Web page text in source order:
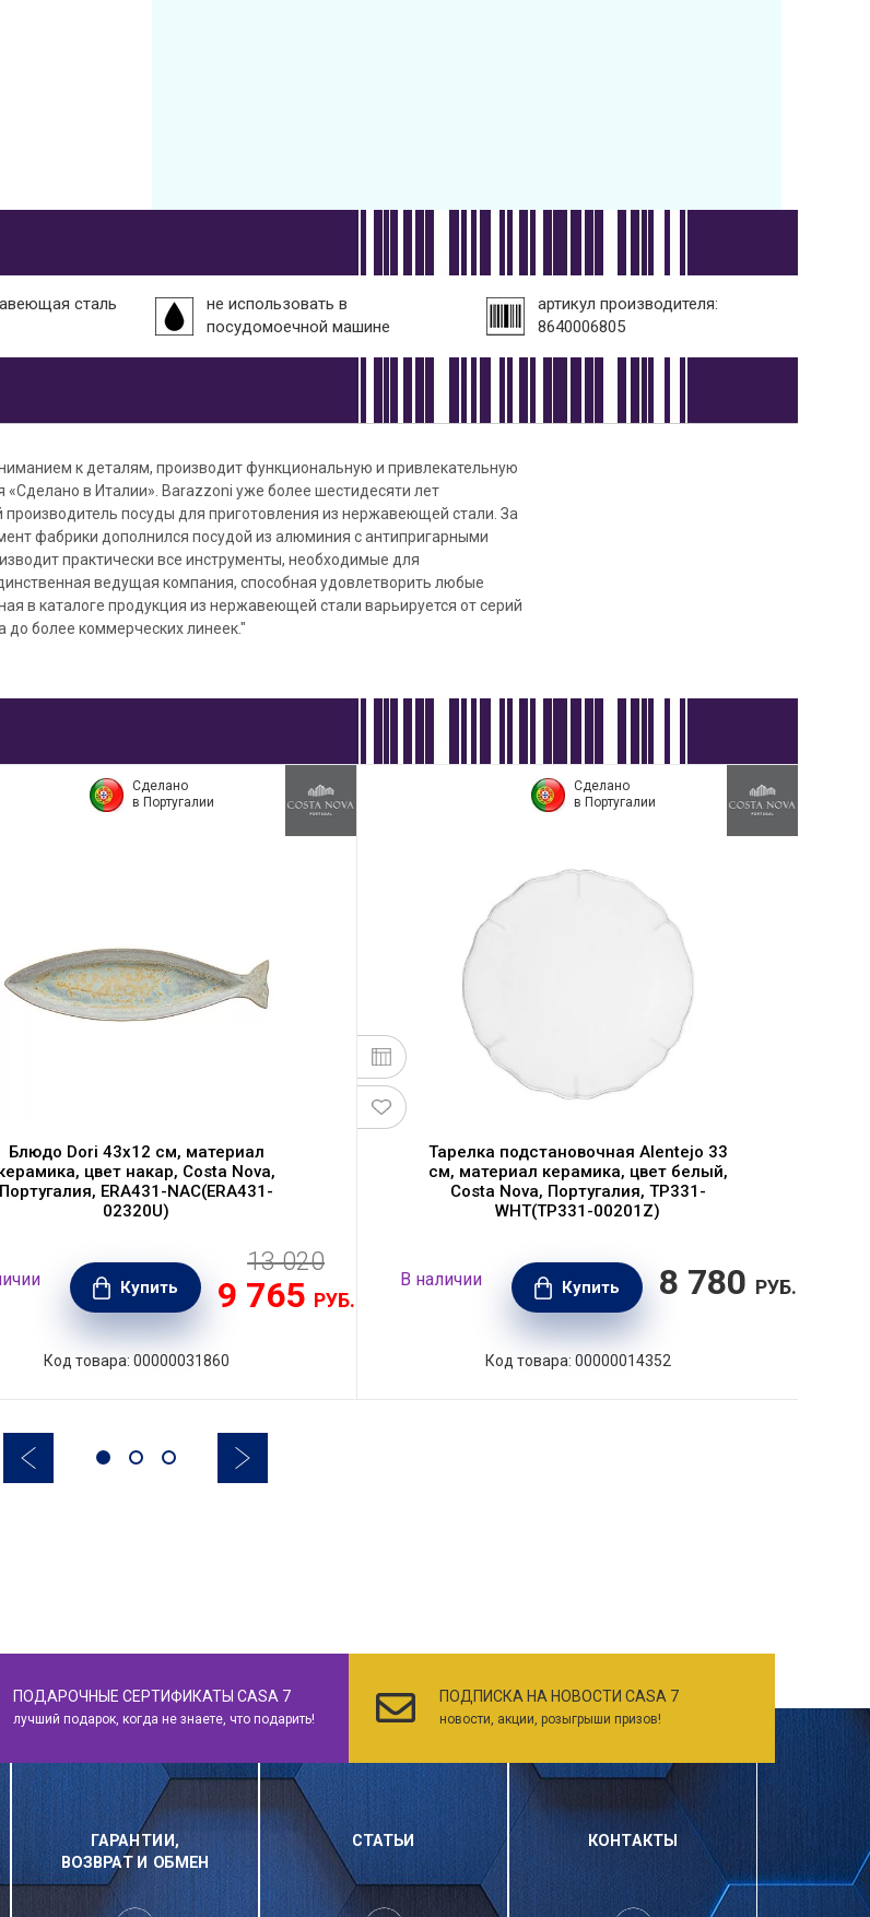
сталь
не использовать в
посудомоечной машине
артикул производителя:
8640006805
к деталям, производит функциональную и привлекательную
в Италии». Barazzoni уже более шестидесяти лет
посуды для приготовления из нержавеющей стали. За
фабрики дополнился посудой из алюминия с антипригарными
практически все инструменты, необходимые для
ведущая компания, способная удовлетворить любые
в каталоге продукция из нержавеющей стали варьируется от серий
до более коммерческих линеек."
Сделано
в Португалии
Блюдо Dori 43x12 см, материал
цвет накар, Costa Nova,
Португалия, ERA431-NAC(ERA431-
02320U)
Купить
13 020
9 765 РУБ.
Код товара: 00000031860
Сделано
в Португалии
Тарелка подстановочная Alentejo 33
см, материал керамика, цвет белый,
Costa Nova, Португалия, TP331-
WHT(TP331-00201Z)
В наличии Купить 8 780 РУБ.
Код товара: 00000014352
ПОДАРОЧНЫЕ СЕРТИФИКАТЫ CASA 7
лучший подарок, когда не знаете, что подарить!
ПОДПИСКА НА НОВОСТИ CASA 7
новости, акции, розыгрыши призов!
ГАРАНТИИ,
ВОЗВРАТ И ОБМЕН
СТАТЬИ КОНТАКТЫ